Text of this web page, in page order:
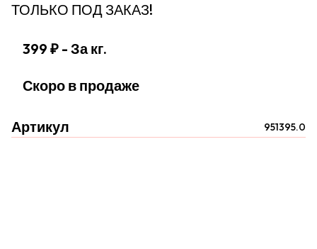
ТОЛЬКО ПОД ЗАКАЗ!
399 ₽ - За кг.
Скоро в продаже
Артикул 951395.0